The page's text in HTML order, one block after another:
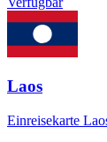
Laos
Einreisekarte